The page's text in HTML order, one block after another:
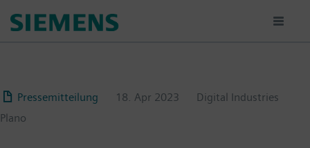
para
Pressemitteilung
18. Apr 2023
Digital Industries
Plano